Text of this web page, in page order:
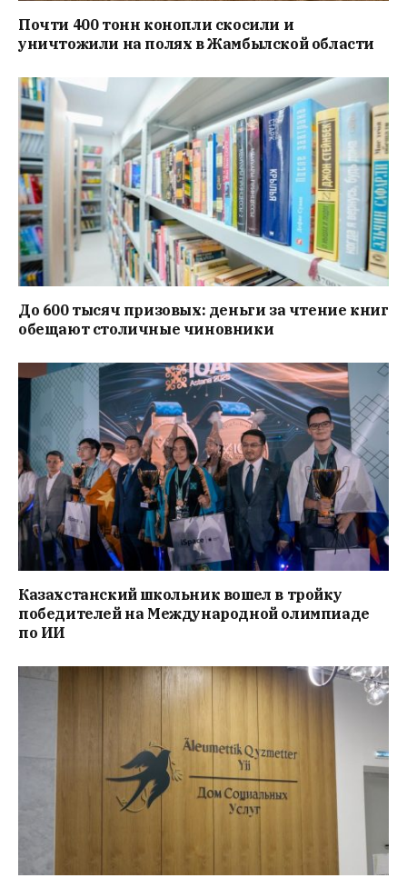
Почти 400 тонн конопли скосили и
уничтожили на полях в Жамбылской области
До 600 тысяч призовых: деньги за чтение книг
обещают столичные чиновники
Казахстанский школьник вошел в тройку
победителей на Международной олимпиаде
по ИИ